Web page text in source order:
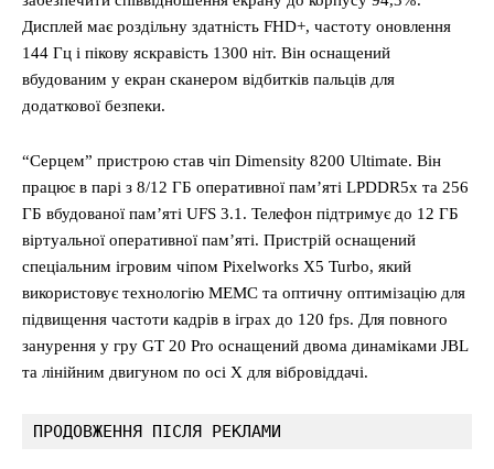
Дисплей має роздільну здатність FHD+, частоту оновлення
144 Гц і пікову яскравість 1300 ніт. Він оснащений
вбудованим у екран сканером відбитків пальців для
додаткової безпеки.
“Серцем” пристрою став чіп Dimensity 8200 Ultimate. Він
працює в парі з 8/12 ГБ оперативної пам’яті LPDDR5x та 256
ГБ вбудованої пам’яті UFS 3.1. Телефон підтримує до 12 ГБ
віртуальної оперативної пам’яті. Пристрій оснащений
спеціальним ігровим чіпом Pixelworks X5 Turbo, який
використовує технологію MEMC та оптичну оптимізацію для
підвищення частоти кадрів в іграх до 120 fps. Для повного
занурення у гру GT 20 Pro оснащений двома динаміками JBL
та лінійним двигуном по осі X для вібровіддачі.
ПРОДОВЖЕННЯ ПІСЛЯ РЕКЛАМИ